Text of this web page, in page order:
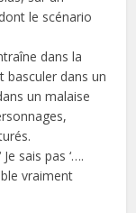
le scénario
dans la
basculer dans un
un malaise
sais pas ‘….
vraiment